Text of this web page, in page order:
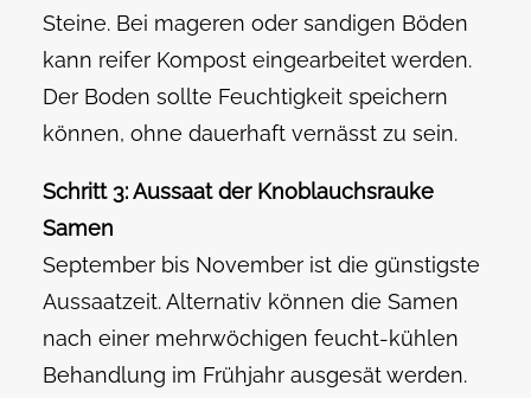
Steine. Bei mageren oder sandigen Böden
kann reifer Kompost eingearbeitet werden.
Der Boden sollte Feuchtigkeit speichern
können, ohne dauerhaft vernässt zu sein.
Schritt 3: Aussaat der Knoblauchsrauke
Samen
September bis November ist die günstigste
Aussaatzeit. Alternativ können die Samen
nach einer mehrwöchigen feucht-kühlen
Behandlung im Frühjahr ausgesät werden.